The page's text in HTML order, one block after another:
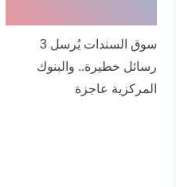
سوق السندات يُرسل 3
رسائل خطيرة.. والبنوك
المركزية عاجزة